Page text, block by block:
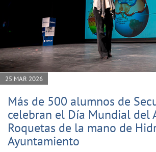
25 MAR 2026
Más de 500 alumnos de
celebran el Día Mundial del
Roquetas de la mano de
Ayuntamiento